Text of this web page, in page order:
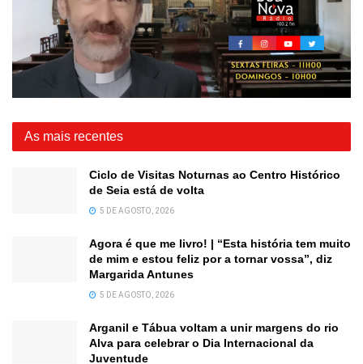
As mais recentes
Ciclo de Visitas Noturnas ao Centro Histórico
de Seia está de volta
5 DE AGOSTO, 2026
Agora é que me livro! | “Esta história tem muito
de mim e estou feliz por a tornar vossa”, diz
Margarida Antunes
5 DE AGOSTO, 2026
Arganil e Tábua voltam a unir margens do rio
Alva para celebrar o Dia Internacional da
Juventude